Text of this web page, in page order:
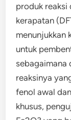
produk reaksi
kerapatan
menunjukkan
untuk
sebagaimana
reaksinya
fenol awal
khusus,